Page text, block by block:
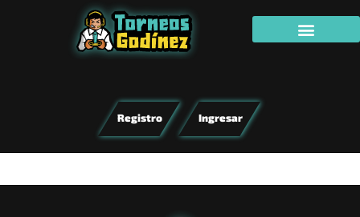
Registro Ingresar